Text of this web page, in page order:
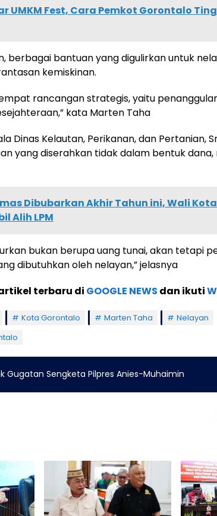
UMKM Fest, Cara Pemkot Gorontalo
berbagai bantuan yang digulirkan untuk
kemiskinan.
rancangan strategis, yaitu
kata Marten Taha
Dinas Kelautan, Perikanan, dan Pertanian,
yang diserahkan tidak dalam bentuk
Dibubarkan Akhir Tahun ini, Wali
Alih LPM
bukan berupa uang tunai, akan tetapi
dibutuhkan oleh nelayan,” jelasnya
terbaru di GOOGLE NEWS dan ikuti
Kota Gorontalo Marten Taha
Nelayan
Gugatan Sengketa Pilpres Anies-Muhaimin